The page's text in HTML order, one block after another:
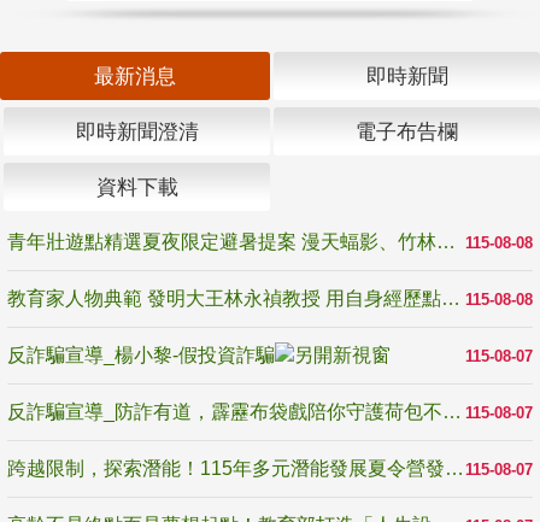
最新消息 即時新聞
即時新聞澄清 電子布告欄
資料下載
115-08-08
青年壯遊點精選夏夜限定避暑提案 漫天蝠影、竹林尋蛙、茶香夜觀 邀青年暮色出發
115-08-08
教育家人物典範 發明大王林永禎教授 用自身經歷點亮學生的路
115-08-07
反詐騙宣導_楊小黎-假投資詐騙
115-08-07
反詐騙宣導_防詐有道，霹靂布袋戲陪你守護荷包不受騙
115-08-07
跨越限制，探索潛能！115年多元潛能發展夏令營發掘生命無限可能